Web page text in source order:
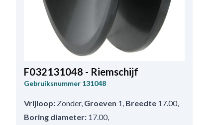
F032131048 - Riemschijf
Gebruiksnummer 131048
Vrijloop: Zonder, Groeven 1 Breedte 17.00,
Boring diameter: 17.00,